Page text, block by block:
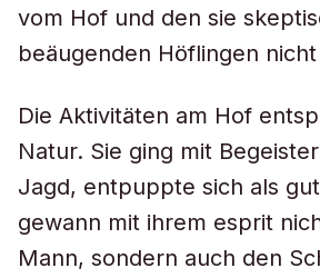
vom Hof und den sie
beäugenden Höflingen
Die Aktivitäten am Hof
Natur. Sie ging mit
Jagd, entpuppte sich als
gewann mit ihrem esprit
Mann, sondern auch den